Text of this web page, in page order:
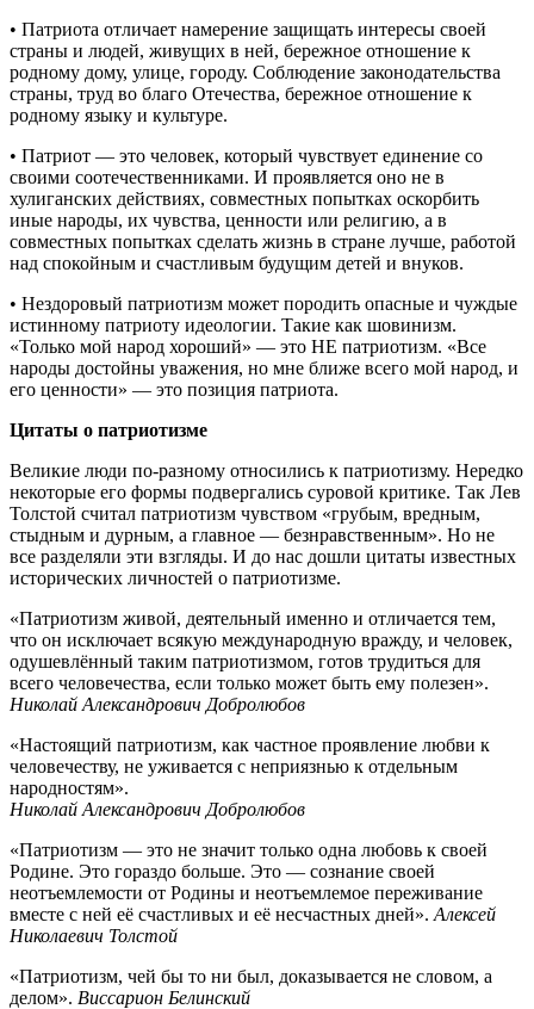
• Патриота отличает намерение защищать интересы своей
страны и людей, живущих в ней, бережное отношение к
родному дому, улице, городу. Соблюдение законодательства
страны, труд во благо Отечества, бережное отношение к
родному языку и культуре.
• Патриот — это человек, который чувствует единение со
своими соотечественниками. И проявляется оно не в
хулиганских действиях, совместных попытках оскорбить
иные народы, их чувства, ценности или религию, а в
совместных попытках сделать жизнь в стране лучше, работой
над спокойным и счастливым будущим детей и внуков.
• Нездоровый патриотизм может породить опасные и чуждые
истинному патриоту идеологии. Такие как шовинизм.
«Только мой народ хороший» — это НЕ патриотизм. «Все
народы достойны уважения, но мне ближе всего мой народ, и
его ценности» — это позиция патриота.
Цитаты о патриотизме
Великие люди по-разному относились к патриотизму. Нередко
некоторые его формы подвергались суровой критике. Так Лев
Толстой считал патриотизм чувством «грубым, вредным,
стыдным и дурным, а главное — безнравственным». Но не
все разделяли эти взгляды. И до нас дошли цитаты известных
исторических личностей о патриотизме.
«Патриотизм живой, деятельный именно и отличается тем,
что он исключает всякую международную вражду, и человек,
одушевлённый таким патриотизмом, готов трудиться для
всего человечества, если только может быть ему полезен».
Николай Александрович Добролюбов
«Настоящий патриотизм, как частное проявление любви к
человечеству, не уживается с неприязнью к отдельным
народностям».
Николай Александрович Добролюбов
«Патриотизм — это не значит только одна любовь к своей
Родине. Это гораздо больше. Это — сознание своей
неотъемлемости от Родины и неотъемлемое переживание
вместе с ней её счастливых и её несчастных дней». Алексей
Николаевич Толстой
«Патриотизм, чей бы то ни был, доказывается не словом, а
делом». Виссарион Белинский